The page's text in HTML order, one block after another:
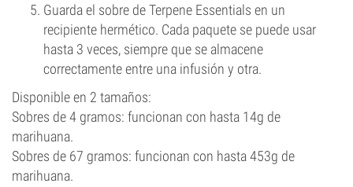
Guarda el sobre de Terpene Essentials en un
recipiente hermético. Cada paquete se puede usar
hasta 3 veces, siempre que se almacene
correctamente entre una infusión y otra.
Disponible en 2 tamaños:
Sobres de 4 gramos: funcionan con hasta 14g de
marihuana.
Sobres de 67 gramos: funcionan con hasta 453g de
marihuana.